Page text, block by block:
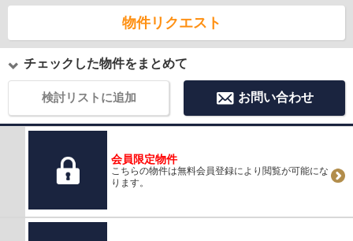
物件リクエスト
チェックした物件をまとめて
検討リストに追加 お問い合わせ
会員限定物件
こちらの物件は無料会員登録により閲覧が可能にな
ります。